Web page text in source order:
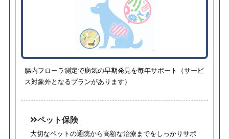
腸内フローラ測定で病気の早期発見を毎年サポート（サービ
ス対象外となるプランがあります）
ペット保険
大切なペットの通院から高額な治療までをしっかりサポ